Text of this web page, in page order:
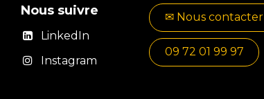
Nous suivre
LinkedIn
Instagram
✉​​ No​​​​us contacter
09 72 01 99 97